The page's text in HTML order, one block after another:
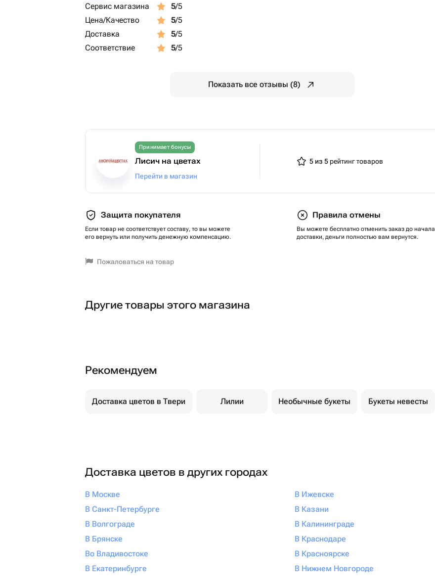
Сервис магазина 5/5
Цена/Качество
5/5
Доставка
5/5
Соответствие
5/5
Показать все отзывы (8)
Принимает бонусы
Лисич на цветах
Перейти в магазин
5 из 5 рейтинг товаров
Защита покупателя
Если товар не соответствует составу, то вы можете
его вернуть или получить денежную компенсацию.
Правила отмены
Вы можете бесплатно отменить заказ до начала
доставки, деньги полностью вам вернутся.
Пожаловаться на товар
Другие товары этого магазина
Рекомендуем
Доставка цветов в Твери Лилии Необычные букеты Букеты невесты
Доставка цветов в других городах
В Москве
В Санкт-Петербурге
В Волгограде
В Брянске
Во Владивостоке
В Екатеринбурге
В Ижевске
В Казани
В Калининграде
В Краснодаре
В Красноярске
В Нижнем Новгороде